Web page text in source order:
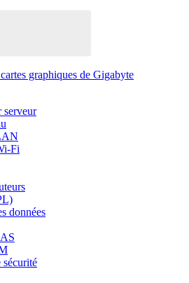
graphiques de Gigabyte
serveur
Fi
données
sécurité